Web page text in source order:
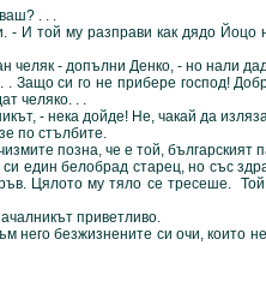
. . .
му разправи как дядо Йоцо
- допълни Денко, - но нали даде
. Защо си го не прибере господ!
челяко. . .
- нека дойде! Не, чакай да
по стълбите.
позна, че е той, българският
белобрад старец, но със
Цялото му тяло се тресеше.
приветливо.
него безжизнените си очи,